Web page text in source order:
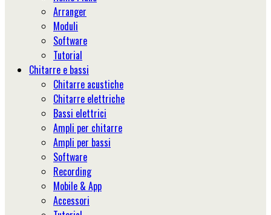
Arranger
Moduli
Software
Tutorial
Chitarre e bassi
Chitarre acustiche
Chitarre elettriche
Bassi elettrici
Ampli per chitarre
Ampli per bassi
Software
Recording
Mobile & App
Accessori